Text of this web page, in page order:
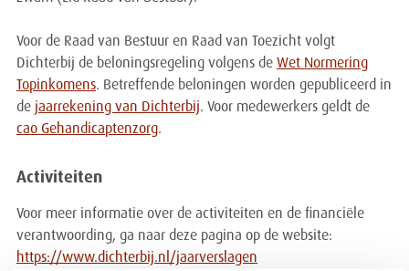
Voor de Raad van Bestuur en Raad van Toezicht volgt
Dichterbij de beloningsregeling volgens de Wet Normering
Topinkomens. Betreffende beloningen worden gepubliceerd in
de jaarrekening van Dichterbij. Voor medewerkers geldt de
cao Gehandicaptenzorg.
Activiteiten
Voor meer informatie over de activiteiten en de financiële
verantwoording, ga naar deze pagina op de website:
https://www.dichterbij.nl/jaarverslagen